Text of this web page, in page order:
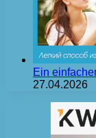
Ein
27.04.2026